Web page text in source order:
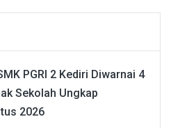
PGRI 2 Kediri Diwarnai 4
Sekolah Ungkap
2026